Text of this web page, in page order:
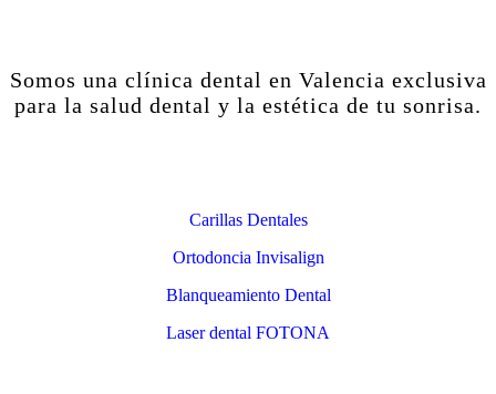
Somos una clínica dental en Valencia exclusiva
para la salud dental y la estética de tu sonrisa.
Carillas Dentales
Ortodoncia Invisalign
Blanqueamiento Dental
Laser dental FOTONA